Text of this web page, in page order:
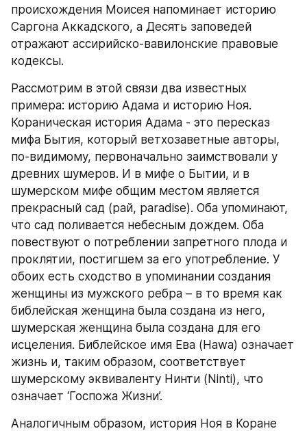
происхождения Моисея напоминает историю
Саргона Аккадского, а Десять заповедей
отражают ассирийско-вавилонские правовые
кодексы.
Рассмотрим в этой связи два известных
примера: историю Адама и историю Ноя.
Кораническая история Адама - это пересказ
мифа Бытия, который ветхозаветные авторы,
по-видимому, первоначально заимствовали у
древних шумеров. И в мифе о Бытии, и в
шумерском мифе общим местом является
прекрасный сад (рай, paradise). Оба упоминают,
что сад поливается небесным дождем. Оба
повествуют о потреблении запретного плода и
проклятии, постигшем за его употребление. У
обоих есть сходство в упоминании создания
женщины из мужского ребра – в то время как
библейская женщина была создана из него,
шумерская женщина была создана для его
исцеления. Библейское имя Ева (Hawa) означает
жизнь и, таким образом, соответствует
шумерскому эквиваленту Нинти (Ninti), что
означает ‘Госпожа Жизни’.
Аналогичным образом, история Ноя в Коране